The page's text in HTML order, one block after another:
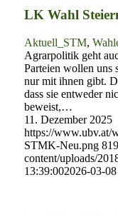
LK Wahl
Aktuell_STM,
Agrarpolitik geht
Parteien wollen uns
nur mit ihnen gibt.
dass sie entweder
beweist,…
11. Dezember 2025
https://www.ubv.at/
STMK-Neu.png 819
content/uploads/
13:39:002026-03-